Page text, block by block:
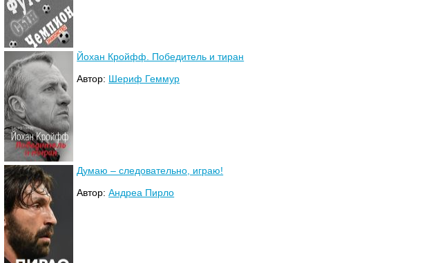
Йохан Кройфф. Победитель и тиран
Автор: Шериф Геммур
Думаю – следовательно, играю!
Автор:Андреа Пирло